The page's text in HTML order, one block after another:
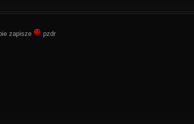
zapisze pzdr